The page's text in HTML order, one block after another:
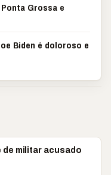
Grossa e
Biden é doloroso e
de militar acusado